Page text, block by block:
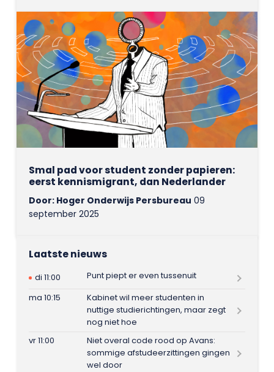
Smal pad voor student zonder papieren:
eerst kennismigrant, dan Nederlander
Door: Hoger Onderwijs Persbureau 09
september 2025
Laatste nieuws
di 11:00
Punt piept er even tussenuit
ma 10:15
Kabinet wil meer studenten in
nuttige studierichtingen, maar zegt
nog niet hoe
vr 11:00
Niet overal code rood op Avans:
sommige afstudeerzittingen gingen
wel door